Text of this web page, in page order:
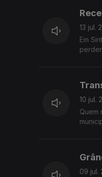
13 jul.
Em
10 jul.
Quem
09 jul.